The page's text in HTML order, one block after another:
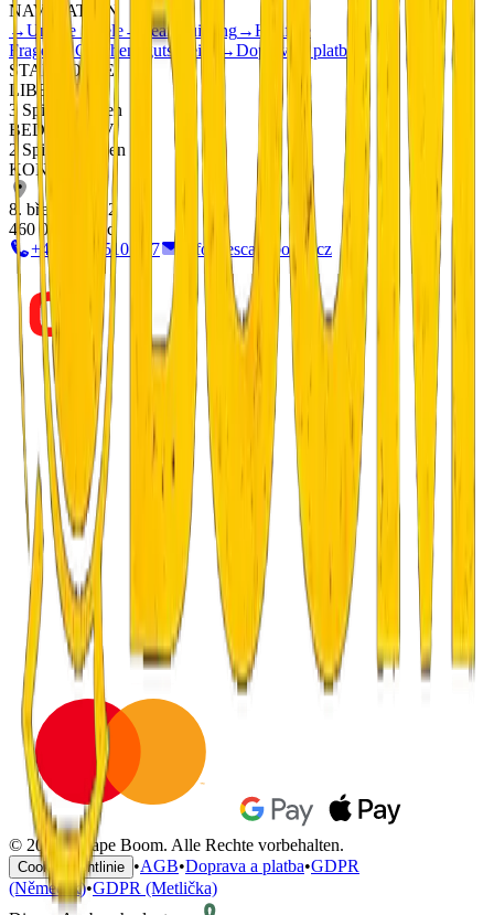
NAVIGATION
→Unsere Spiele→ Teambuilding→Häufige
Fragen
→Geschenkgutscheine →Doprava a platba
STANDORTE
LIBEREC
3 Spiele drinnen
BEDŘICHOV
2 Spiele draußen
KONTAKT
8. března 20/12
460 05 Liberec
+420 799 510 277
info@escapeboom.cz
© 2026 Escape Boom. Alle Rechte vorbehalten.
Cookie-Richtlinie •AGB•Doprava a platba•GDPR
(Němeček)•GDPR (Metlička)